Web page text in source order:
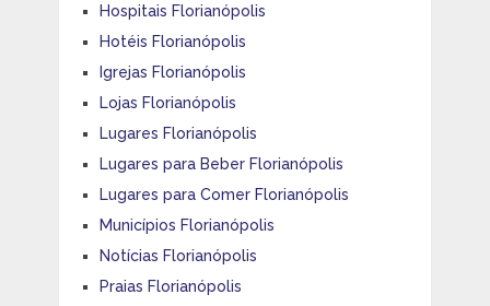
Hospitais Florianópolis
Hotéis Florianópolis
Igrejas Florianópolis
Lojas Florianópolis
Lugares Florianópolis
Lugares para Beber Florianópolis
Lugares para Comer Florianópolis
Municípios Florianópolis
Notícias Florianópolis
Praias Florianópolis